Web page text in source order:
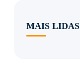
MAIS LIDAS